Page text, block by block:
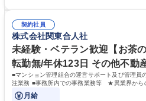
幅広い業務の体得が可能で、多様なキャ
募集職種 【総務】未経験歓迎◎/リモー
再雇用有
対処できる・新しいことに興味関心があ
取得や通信教育など費用の80%（年間25
賃の50%（月額7万円まで）を補助 学歴・資格 学歴：大学院 大学 語学
力： 資格：
契約社員
株式会社関東合人社
未経験・ベテラン歓迎【お茶
転勤無/年休123日 その他不動
■マンション管理組合の運営サポート及び管理員
注業務 ■事務所内での事務業務等 ★異業界から
月給